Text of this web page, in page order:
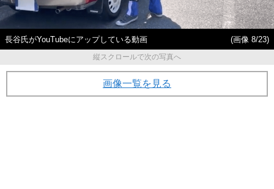
長谷氏がYouTubeにアップしている動画
(画像 8/23)
縦スクロールで次の写真へ
画像一覧を見る